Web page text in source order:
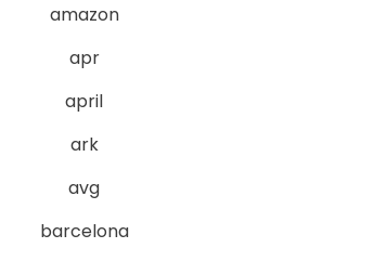
amazon
apr
april
ark
avg
barcelona